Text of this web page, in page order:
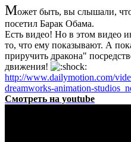
Может быть, вы слышали,
посетил Барак Обама.
Есть видео! Но в этом видео
то, что ему показывают. А
приручить дракона"
движения!
http://www.dailymotion.com/
dreamworks-animation-
Смотреть на youtube